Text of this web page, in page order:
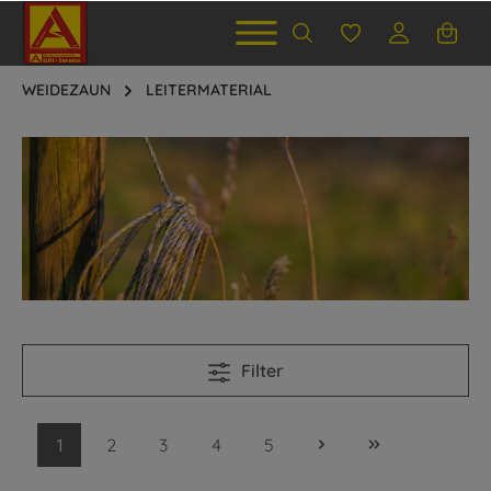
WEIDEZAUN LEITERMATERIAL
Filter
1 2 3 4 5